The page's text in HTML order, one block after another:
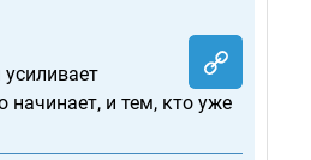
начинает, и тем, кто уже